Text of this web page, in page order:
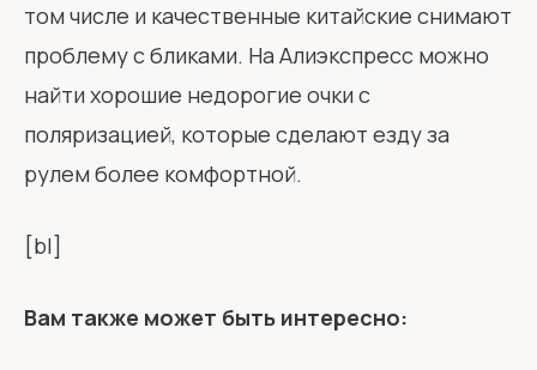
том числе и качественные китайские снимают
проблему с бликами. На Алиэкспресс можно
найти хорошие недорогие очки с
поляризацией, которые сделают езду за
рулем более комфортной.
[bl]
Вам также может быть интересно: